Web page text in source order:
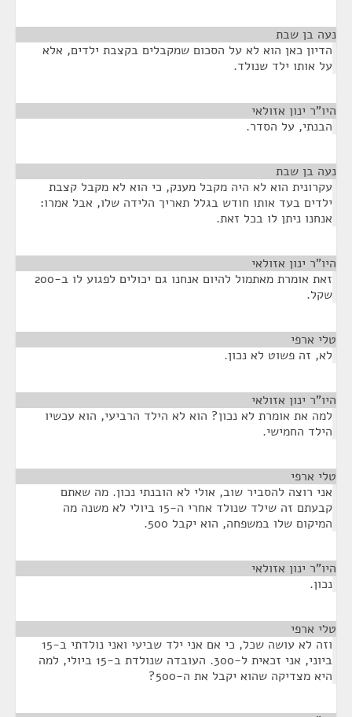
נעה בן שבת
הדיון כאן הוא לא על הסכום שמקבלים בקצבת ילדים, אלא
על אותו ילד שנולד.
היו"ר ינון אזולאי
הבנתי, על הסדר.
נעה בן שבת
עקרונית הוא לא היה מקבל מענק, כי הוא לא מקבל קצבת
ילדים בעד אותו חודש בגלל תאריך הלידה שלו, אבל אמרו:
אנחנו ניתן לו בכל זאת.
היו"ר ינון אזולאי
זאת אומרת מאתמול להיום אנחנו גם יכולים לפגוע לו ב-200
שקל.
טלי ארפי
לא, זה פשוט לא נכון.
היו"ר ינון אזולאי
למה את אומרת לא נכון? הוא לא הילד הרביעי, הוא עכשיו
הילד החמישי.
טלי ארפי
אני רוצה להסביר שוב, אולי לא הובנתי נכון. מה שאתם
קבעתם זה שילד שנולד אחרי ה-15 ביולי לא משנה מה
המיקום שלו במשפחה, הוא יקבל 500.
היו"ר ינון אזולאי
נכון.
טלי ארפי
וזה לא עושה שכל, כי אם אני ילד שביעי ואני נולדתי ב-15
ביוני, אני זכאית ל-300. העובדה שנולדת ב-15 ביולי, למה
היא מצדיקה שהוא יקבל את ה-500?